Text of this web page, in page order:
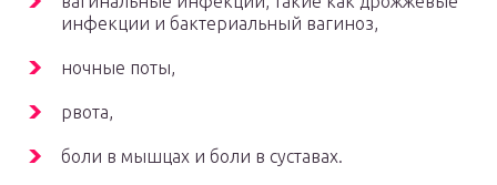
инфекции и бактериальный вагиноз,
ночные поты,
рвота,
боли в мышцах и боли в суставах.